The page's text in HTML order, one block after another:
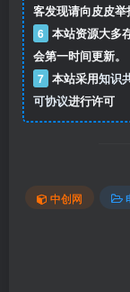
客发现请向皮皮举
6 本站资源大多
会第一时间更新。
7 本站采用知识
可协议进行许可
中创网